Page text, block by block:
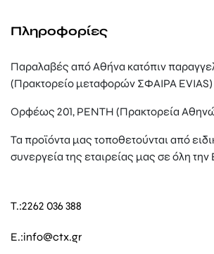
Πληροφορίες
Παραλαβές από Αθήνα κατόπιν
(Πρακτορείο μεταφορών ΣΦΑΙΡΑ EVIAS)
Ορφέως 201, ΡΕΝΤΗ (Πρακτορεία
Τα προϊόντα μας τοποθετούνται από
συνεργεία της εταιρείας μας σε όλη την
T.:2262 036 388
E.:info@ctx.gr